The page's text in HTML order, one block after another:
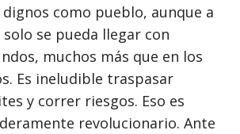
como pueblo, aunque a
se pueda llegar con
muchos más que en los
Es ineludible traspasar
y correr riesgos. Eso es
revolucionario. Ante